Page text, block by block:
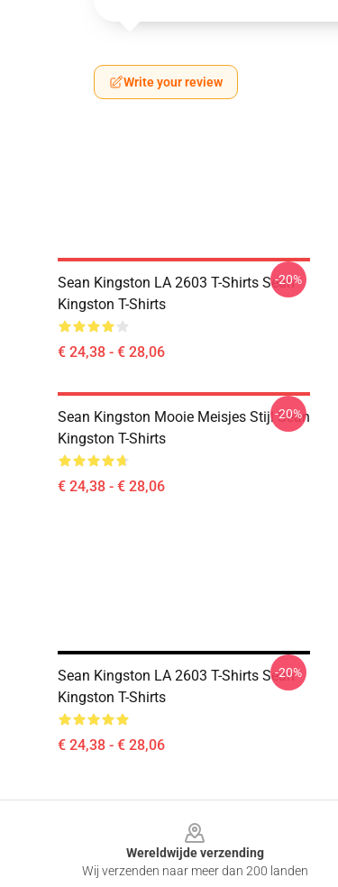
Write your review
Sean Kingston LA 2603 T-Shirts Sean
Kingston T-Shirts
€ 24,38 - € 28,06
-20%
Sean Kingston Mooie Meisjes Stijl Sean
Kingston T-Shirts
€ 24,38 - € 28,06
-20%
Sean Kingston LA 2603 T-Shirts Sean
Kingston T-Shirts
€ 24,38 - € 28,06
-20%
Wereldwijde verzending
Wij verzenden naar meer dan 200 landen